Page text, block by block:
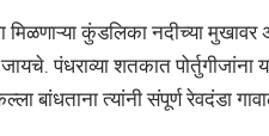
मिळणाऱ्या कुंडलिका नदीच्या
पंधराव्या शतकात पोर्तुगीजांना
बांधताना त्यांनी संपूर्ण रेवदंडा